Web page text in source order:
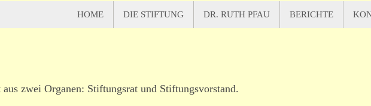
HOME DIE STIFTUNG DR. RUTH PFAU BERICHTE
zwei Organen: Stiftungsrat und Stiftungsvorstand.